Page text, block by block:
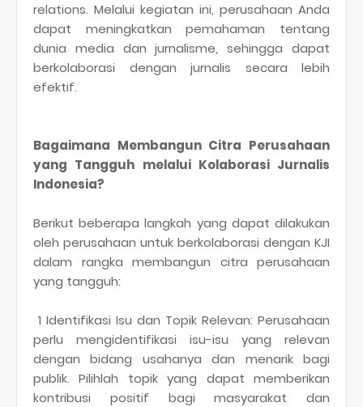
relations. Melalui kegiatan ini, perusahaan Anda
dapat meningkatkan pemahaman tentang
dunia media dan jurnalisme, sehingga dapat
berkolaborasi dengan jurnalis secara lebih
efektif.
Bagaimana Membangun Citra Perusahaan
yang Tangguh melalui Kolaborasi Jurnalis
Indonesia?
Berikut beberapa langkah yang dapat dilakukan
oleh perusahaan untuk berkolaborasi dengan KJI
dalam rangka membangun citra perusahaan
yang tangguh:
1 Identifikasi Isu dan Topik Relevan: Perusahaan
perlu mengidentifikasi isu-isu yang relevan
dengan bidang usahanya dan menarik bagi
publik. Pilihlah topik yang dapat memberikan
kontribusi positif bagi masyarakat dan